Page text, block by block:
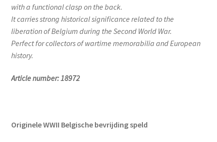
with a functional clasp on the back.
It carries strong historical significance related to the
liberation of Belgium during the Second World War.
Perfect for collectors of wartime memorabilia and European
history.
Article number: 18972
Originele WWII Belgische bevrijding speld